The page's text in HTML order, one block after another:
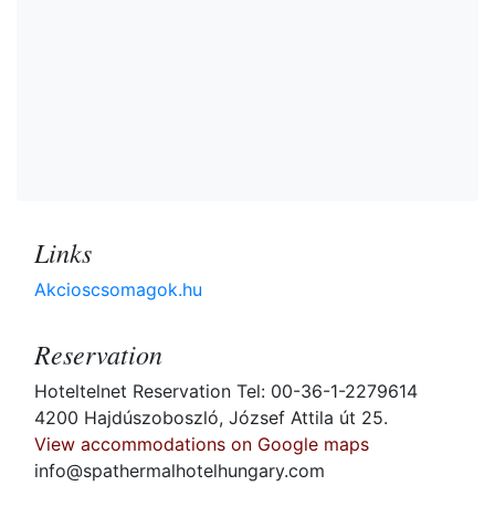
Links
Akcioscsomagok.hu
Reservation
Hoteltelnet Reservation Tel: 00-36-1-2279614
4200 Hajdúszoboszló, József Attila út 25.
View accommodations on Google maps
info@spathermalhotelhungary.com